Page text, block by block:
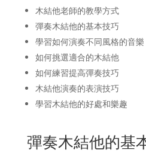
木結他老師的教學方式
彈奏木結他的基本技巧
學習如何演奏不同風格的音樂
如何挑選適合的木結他
如何練習提高彈奏技巧
木結他演奏的表演技巧
學習木結他的好處和樂趣
彈奏木結他的基